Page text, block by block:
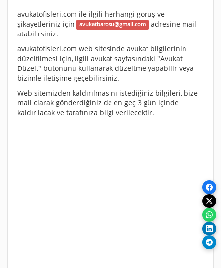
avukatofisleri.com ile ilgili herhangi görüş ve
şikayetleriniz için
avukatbarosu@gmail.com adresine mail
atabilirsiniz.
avukatofisleri.com web sitesinde avukat bilgilerinin
düzeltilmesi için, ilgili avukat sayfasındaki "Avukat
Düzelt" butonunu kullanarak düzeltme yapabilir veya
bizimle iletişime geçebilirsiniz.
Web sitemizden kaldırılmasını istediğiniz bilgileri, bize
mail olarak gönderdiğiniz de en geç 3 gün içinde
kaldırılacak ve tarafınıza bilgi verilecektir.